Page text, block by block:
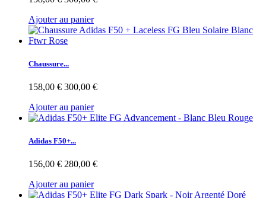
Ajouter au panier
Chaussure...
158,00 € 300,00 €
Ajouter au panier
Adidas F50+...
156,00 € 280,00 €
Ajouter au panier